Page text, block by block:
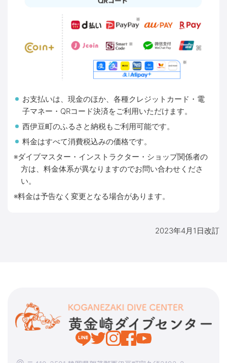
お支払いは、現金のほか、各種クレジットカード・電
子マネー・QRコード決済をご利用いただけます。
西伊豆町のふるさと納税もご利用可能です。
料金はすべて消費税込みの価格です。
※ダイブマスター・インストラクター・ショップ関係者の
方は、料金体系が異なりますのでお問い合わせくださ
い。
※料金は予告なく変更となる場合があります。
2023年4月1日改訂